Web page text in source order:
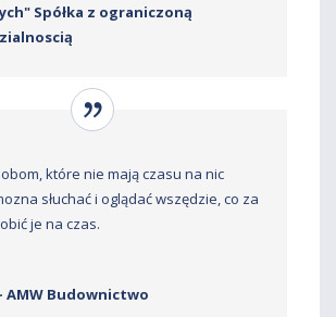
Spółka z ograniczoną
które nie mają czasu na nic
słuchać i oglądać wszędzie, co za
je na czas.
AMW Budownictwo